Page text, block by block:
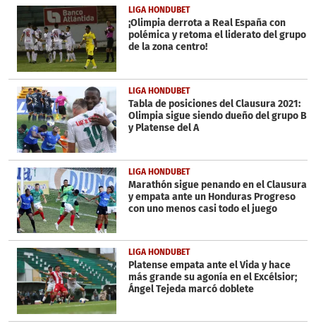
3
minutes,
33
seconds
LIGA HONDUBET
¡Olimpia derrota a Real España con
polémica y retoma el liderato del grupo
de la zona centro!
LIGA HONDUBET
Tabla de posiciones del Clausura 2021:
Olimpia sigue siendo dueño del grupo B
y Platense del A
LIGA HONDUBET
Marathón sigue penando en el Clausura
y empata ante un Honduras Progreso
con uno menos casi todo el juego
LIGA HONDUBET
Platense empata ante el Vida y hace
más grande su agonía en el Excélsior;
Ángel Tejeda marcó doblete